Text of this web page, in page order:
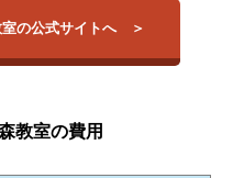
の公式サイトへ
教室の費用